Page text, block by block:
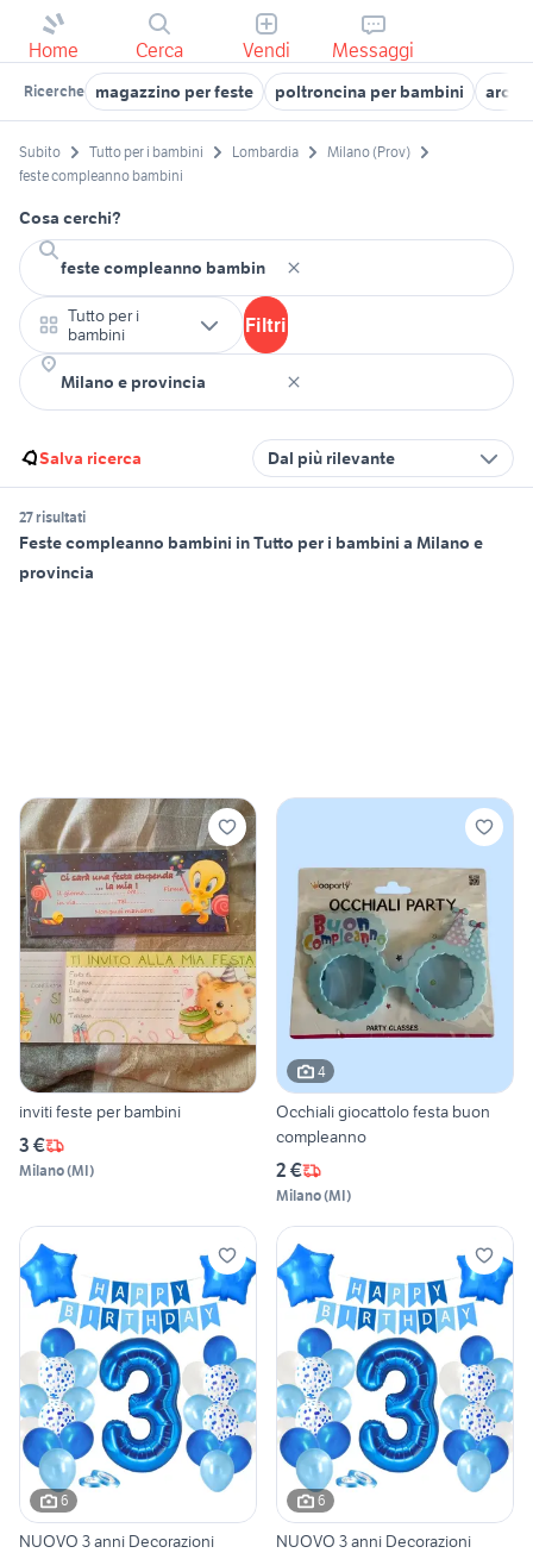
Home Cerca Vendi Messaggi
Ricerche magazzino per feste poltroncina per bambini arco
Subito Tutto per i bambini Lombardia
Milano (Prov)
feste compleanno bambini
Cosa cerchi?
Tutto per i
bambini
Filtri
Salva ricerca Dal più rilevante
27 risultati
Feste compleanno bambini in Tutto per i bambini a Milano e
provincia
inviti feste per bambini
3 €
Milano(MI)
4
Occhiali giocattolo festa buon
compleanno
2 €
Milano(MI)
6
NUOVO 3 anni Decorazioni
6
NUOVO 3 anni Decorazioni